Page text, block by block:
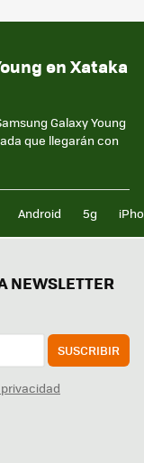
en Xataka
Galaxy Young
que llegarán con
Android 5g
SUSCRIBIR